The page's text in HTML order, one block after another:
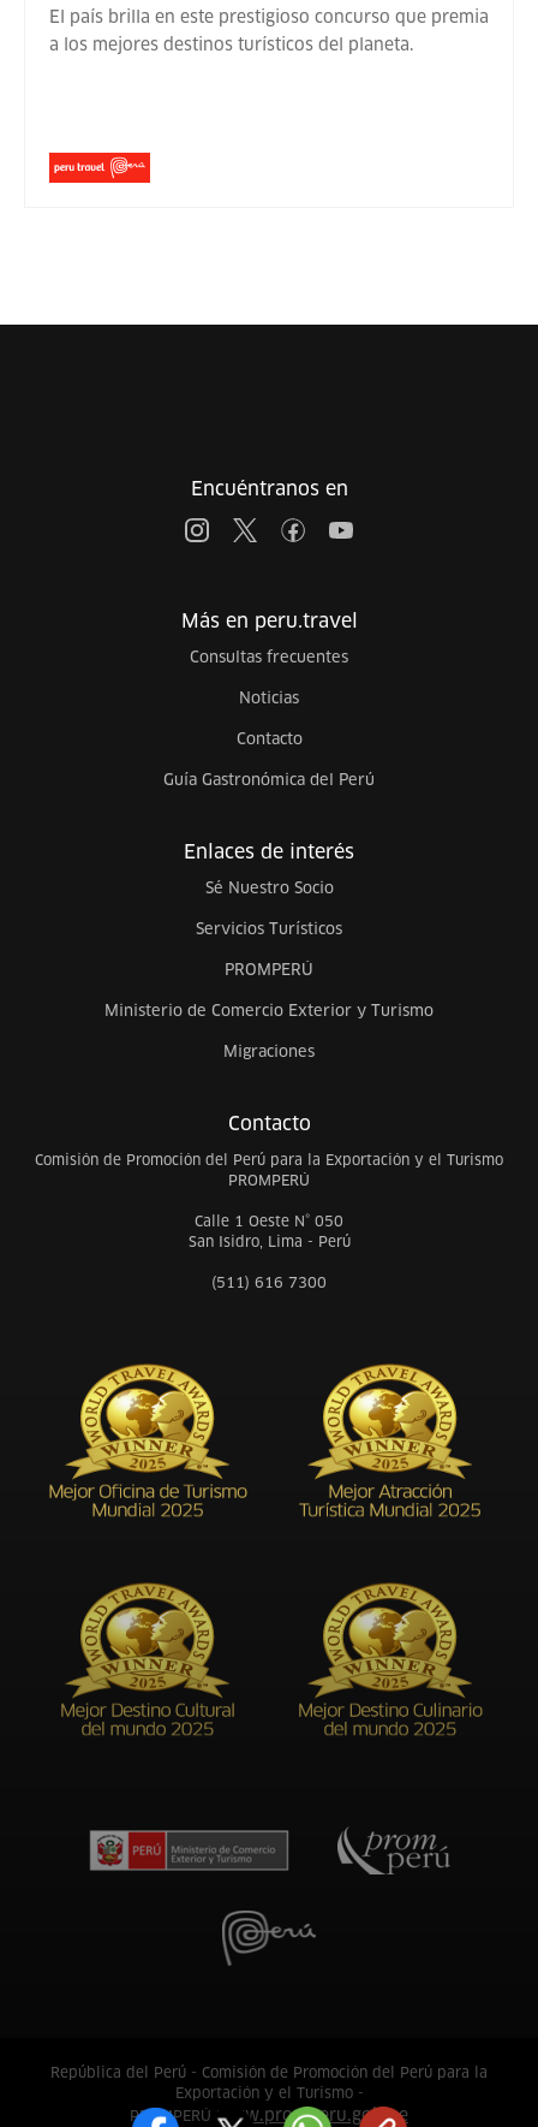
El país brilla en este prestigioso concurso que premia
a los mejores destinos turísticos del planeta.
Encuéntranos en
Más en peru.travel
Consultas frecuentes
Noticias
Contacto
Guía Gastronómica del Perú
Enlaces de interés
Sé Nuestro Socio
Servicios Turísticos
PROMPERÚ
Ministerio de Comercio Exterior y Turismo
Migraciones
Contacto
Comisión de Promoción del Perú para la Exportación y el Turismo
PROMPERÚ
Calle 1 Oeste N° 050
San Isidro, Lima - Perú
(511) 616 7300
República del Perú - Comisión de Promoción del Perú para la
Exportación y el Turismo -
PROMPERÚ www.promperu.gob.pe